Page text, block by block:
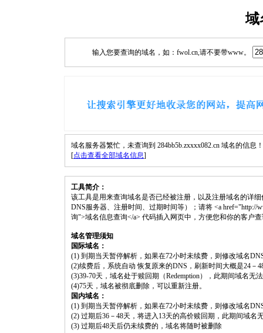
域
输入您要查询的域名，如：fwol.cn,请不要带www。
域名服务器繁忙，未查询到 284bb5b.zxxxx082.cn 域名的信息！
[点击查看全部域名信息]
工具简介：
该工具是用来查询域名是否已经被注册，以及注册域名的详
DNS服务器、注册时间、过期时间等）；请将 <a href="http://
询">域名信息查询</a> 代码插入网页中，方便您和你的客户
域名管理须知
国际域名：
(1) 到期当天暂停解析，如果在72小时未续费，则修改域名
(2)续费后，系统自动 恢复原来的DNS，刷新时间大概是24－
(3)39-70天，域名处于赎回期（Redemption），此期间域名无
(4)75天，域名被彻底删除，可以重新注册。
国内域名：
(1) 到期当天暂停解析，如果在72小时未续费，则修改域名
(2) 过期后36－48天，将进入13天的高价赎回期，此期间域名
(3) 过期后48天后仍未续费的，域名将随时被删除